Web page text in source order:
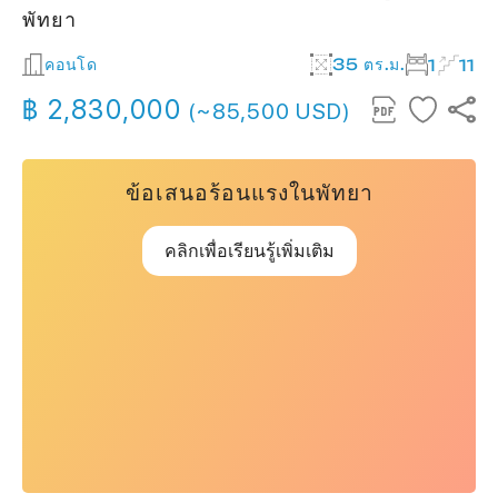
พัทยา
คอนโด 35 ตร.ม. 1 11
฿ 2,830,000 (~85,500 USD)
ข้อเสนอร้อนแรงในพัทยา
คลิกเพื่อเรียนรู้เพิ่มเติม